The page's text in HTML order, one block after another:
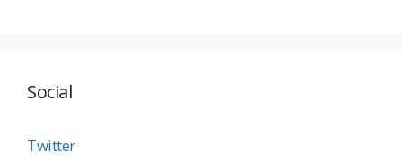
Social
Twitter